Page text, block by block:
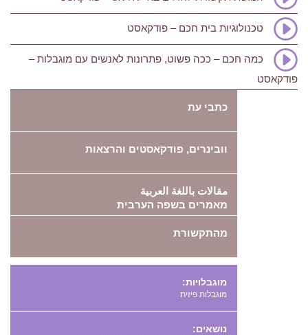
טכנולוגיות בית חכם – פודקאסט
כמה חכם – ככה פשוט, פתרונות לאנשים עם מוגבלות –
פודקאסט
כתבי עת
וובינרים, פודקאסטים והרצאות
مقالات باللغة العربية
מאמרים בשפה הערבית
מהתקשורת
מוגבלויות:
מוגבלות פיזית
נושאים: